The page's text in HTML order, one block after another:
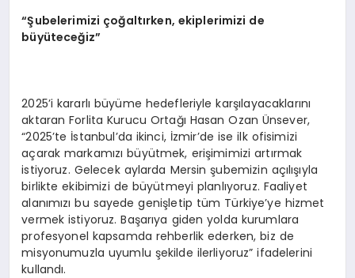
“Şubelerimizi çoğaltırken, ekiplerimizi de
büyüteceğiz”
2025’i kararlı büyüme hedefleriyle karşılayacaklarını
aktaran Forlita Kurucu Ortağı Hasan Ozan Ünsever,
“2025’te İstanbul’da ikinci, İzmir’de ise ilk ofisimizi
açarak markamızı büyütmek, erişimimizi artırmak
istiyoruz. Gelecek aylarda Mersin şubemizin açılışıyla
birlikte ekibimizi de büyütmeyi planlıyoruz. Faaliyet
alanımızı bu sayede genişletip tüm Türkiye’ye hizmet
vermek istiyoruz. Başarıya giden yolda kurumlara
profesyonel kapsamda rehberlik ederken, biz de
misyonumuzla uyumlu şekilde ilerliyoruz” ifadelerini
kullandı.